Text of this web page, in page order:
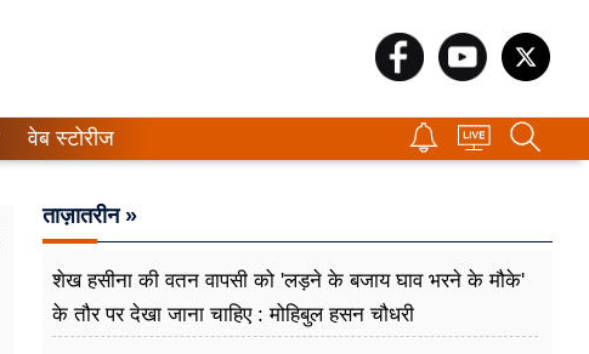
वेब स्टोरीज
ताज़ातरीन »
शेख हसीना की वतन वापसी को 'लड़ने के बजाय घाव भरने के मौके'
के तौर पर देखा जाना चाहिए : मोहिबुल हसन चौधरी